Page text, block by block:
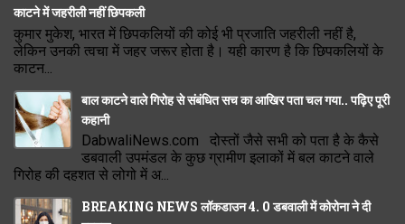
काटने में जहरीली नहीं छिपकली
कुमार मुकेश, भारत में छिपकलियों की कोई भी प्रजाति जहरीली नहीं है,
लेकिन उनकी त्वचा में जहर जरूर होता है। यही कारण है कि छिपकलियों के
काटन...
बाल काटने वाले गिरोह से संबंधित सच का आखिर पता चल गया.. पढ़िए पूरी
कहानी
DabwaliNews.com दोस्तों जैसे सभी को पता है के कैसे
डबवाली उपमंडल के कुछ ग्रामीण इलाकों में बल काटने वाले
गिरोह की दहशत से लोगो में अ...
BREAKING NEWS लॉकडाउन 4. 0 डबवाली में कोरोना ने दी